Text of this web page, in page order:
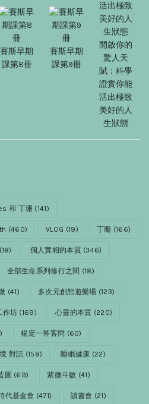
賽斯早期
課第8冊
賽斯早期
課第9冊
開啟你的
驚人天
賦：科學
證實你能
活出極致
美好的人
生狀態
和 丁珊 (141)
(460) VLOG (19) 丁珊 (166)
(18) 個人實相的本質(346)
全部生命系列修行之間 (18)
(41) 多次元創想遊樂場 (123)
作坊 (169) 心靈的本質 (220)
楊定一答客問 (60)
對話 (158) 睡眠健康 (22)
圖 (69) 紫微斗數 (41)
代基金會 (471) 讀書會 (21)